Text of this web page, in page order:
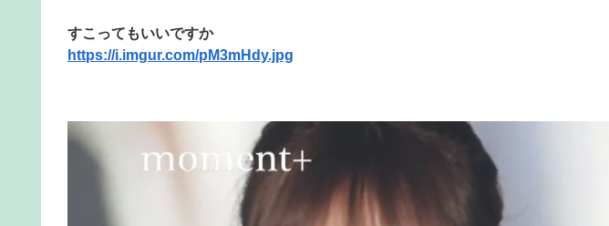
すこってもいいですか
https://i.imgur.com/pM3mHdy.jpg